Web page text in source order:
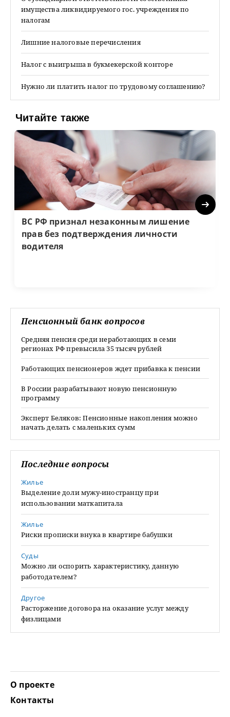
имущества ликвидируемого гос. учреждения по
налогам
Лишние налоговые перечисления
Налог с выигрыша в букмекерской конторе
Нужно ли платить налог по трудовому соглашению?
Читайте также
ВС РФ признал незаконным лишение
прав без подтверждения личности
водителя
Next
Пенсионный банк вопросов
Средняя пенсия среди неработающих в семи
регионах РФ превысила 35 тысяч рублей
Работающих пенсионеров ждет прибавка к пенсии
В России разрабатывают новую пенсионную
программу
Эксперт Беляков: Пенсионные накопления можно
начать делать с маленьких сумм
Последние вопросы
Жилье
Выделение доли мужу-иностранцу при
использовании маткапитала
Жилье
Риски прописки внука в квартире бабушки
Суды
Можно ли оспорить характеристику, данную
работодателем?
Другое
Расторжение договора на оказание услуг между
физлицами
О проекте
Контакты